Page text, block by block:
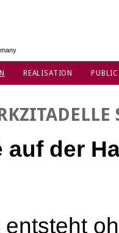
REALISATION
auf der